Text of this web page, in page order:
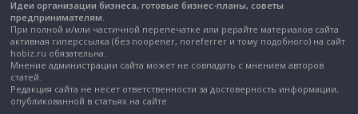
Идеи организации бизнеса, готовые бизнес-планы, советы
предпринимателям.
При полной и/или частичной перепечатке или рерайте материалов сайта
активная гиперссылка (без noopener, noreferrer и тому подобного) на сайт
hobiz.ru обязательна.
Мнение администрации сайта может не совпадать с мнением авторов
статей.
Редакция сайта не несет ответственности за достоверность информации,
опубликованной в статьях на сайте.